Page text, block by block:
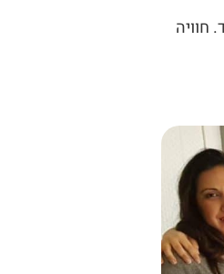
חוויה